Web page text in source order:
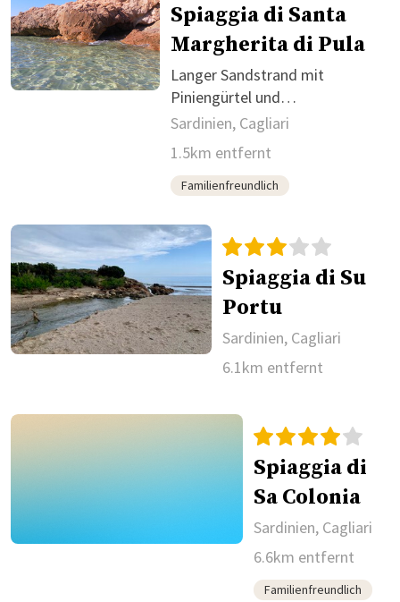
Spiaggia di Santa
Margherita di Pula
Langer Sandstrand mit
Piniengürtel und
Strandservices.
Sardinien, Cagliari
1.5km entfernt
Familienfreundlich
Spiaggia di Su
Portu
Sardinien, Cagliari
6.1km entfernt
Spiaggia di
Sa Colonia
Sardinien, Cagliari
6.6km entfernt
Familienfreundlich